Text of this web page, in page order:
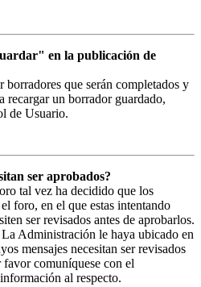
en la publicación de
borradores que serán completados y
recargar un borrador guardado,
de Usuario.
ser aprobados?
tal vez ha decidido que los
foro, en el que estas intentando
ser revisados antes de aprobarlos.
Administración le haya ubicado en
mensajes necesitan ser revisados
favor comuníquese con el
al respecto.